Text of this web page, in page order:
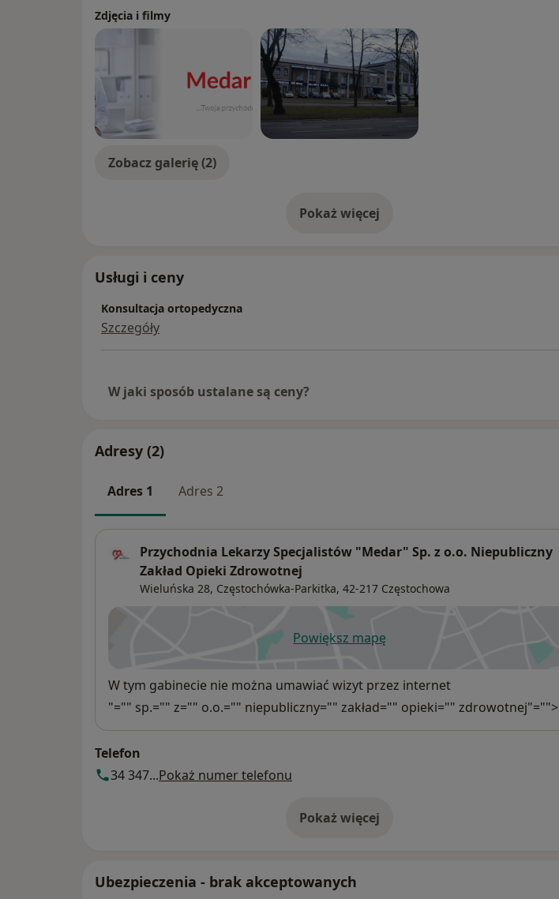
Zdjęcia i filmy
Zobacz galerię (2)
Pokaż więcejo doświadczeniu
Usługi i ceny
Konsultacja ortopedyczna
Szczegóły
W jaki sposób ustalane są ceny?
Adresy (2)
Adres 1 Adres 2
Przychodnia Lekarzy Specjalistów "Medar" Sp. z o.o. Niepubliczny
Zakład Opieki Zdrowotnej
Wieluńska 28, Częstochówka-Parkitka, 42-217 Częstochowa
Powiększ mapęotwiera się w nowej karcie
Dostępność
W tym gabinecie nie można umawiać wizyt przez internet
"="" sp.="" z="" o.o.="" niepubliczny="" zakład="" opieki="" zdrowotnej"="">
Telefon
34 347...Pokaż numer telefonu
Pokaż więcej
o adresie
Ubezpieczenia - brak akceptowanych